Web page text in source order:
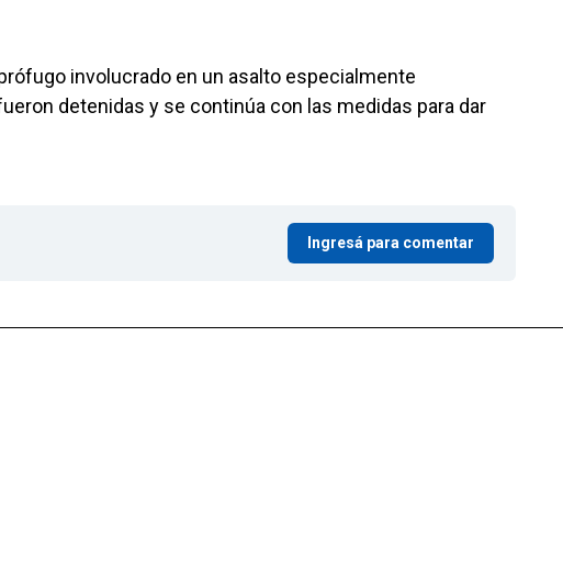
involucrado en un asalto especialmente
detenidas y se continúa con las medidas para dar
Ingresá para comentar